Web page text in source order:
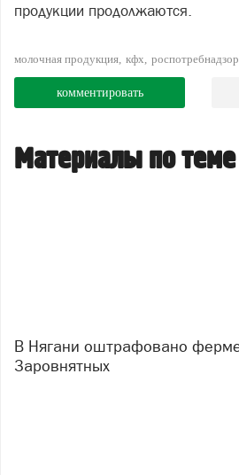
продукции продолжаются.
молочная продукция кфх роспотребнадзор
комментировать
Материалы по теме
В Нягани оштрафовано фермерское хозяйство
Заровнятных